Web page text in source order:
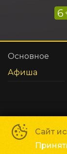
6
Сайт
Основное
Афиша